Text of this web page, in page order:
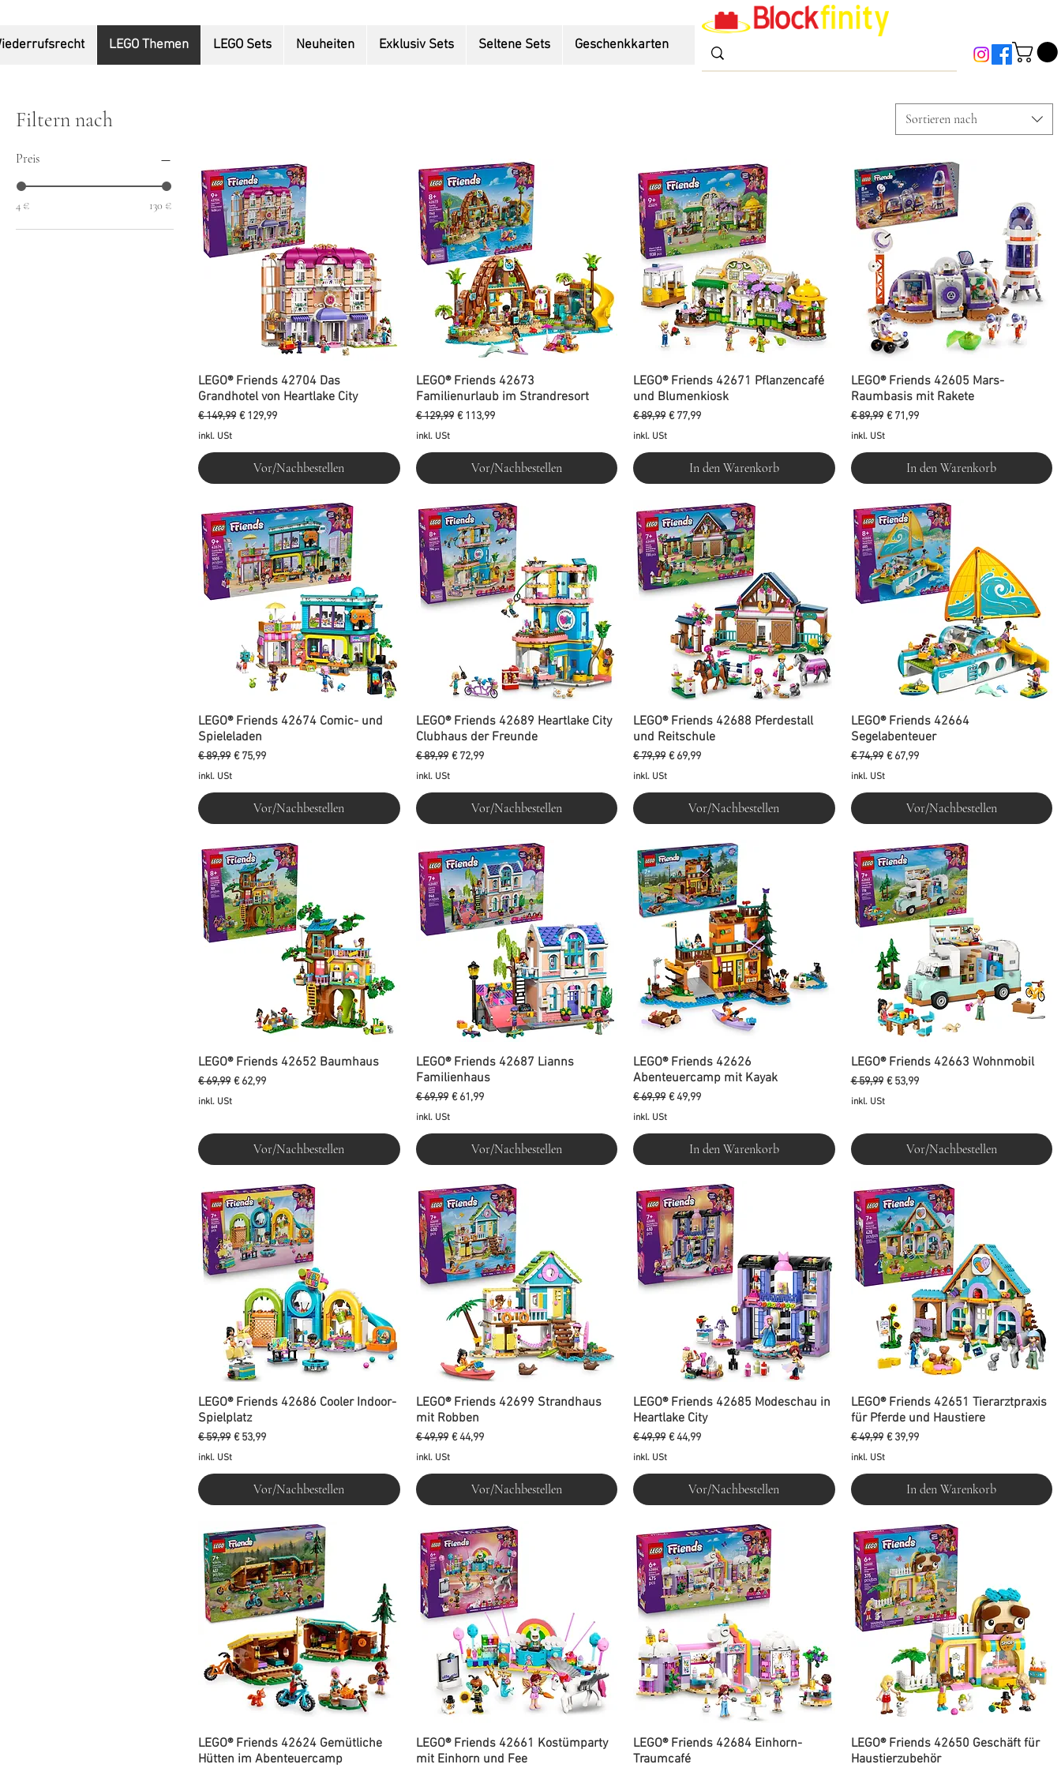
LEGO Themen LEGO Sets Neuheiten Exklusiv Sets Seltene Sets Geschenkkarten
Filtern nach
Preis
4 € 130 €
Sortieren nach
LEGO® Friends 42704 Das
Grandhotel von Heartlake City
Standardpreis
€ 149,99 Sale-Preis
€ 129,99
inkl. USt
Vor/Nachbestellen
LEGO® Friends 42673
Familienurlaub im Strandresort
Standardpreis
€ 129,99 Sale-Preis
€ 113,99
inkl. USt
Vor/Nachbestellen
LEGO® Friends 42671 Pflanzencafé
und Blumenkiosk
Standardpreis
€ 89,99 Sale-Preis
€ 77,99
inkl. USt
In den Warenkorb
LEGO® Friends 42605 Mars-
Raumbasis mit Rakete
Standardpreis
€ 89,99 Sale-Preis
€ 71,99
inkl. USt
In den Warenkorb
LEGO® Friends 42674 Comic- und
Spieleladen
Standardpreis
€ 89,99 Sale-Preis
€ 75,99
inkl. USt
Vor/Nachbestellen
LEGO® Friends 42689 Heartlake City
Clubhaus der Freunde
Standardpreis
€ 89,99 Sale-Preis
€ 72,99
inkl. USt
Vor/Nachbestellen
LEGO® Friends 42688 Pferdestall
und Reitschule
Standardpreis
€ 79,99 Sale-Preis
€ 69,99
inkl. USt
Vor/Nachbestellen
LEGO® Friends 42664
Segelabenteuer
Standardpreis
€ 74,99 Sale-Preis
€ 67,99
inkl. USt
Vor/Nachbestellen
LEGO® Friends 42652 Baumhaus
Standardpreis
€ 69,99 Sale-Preis
€ 62,99
inkl. USt
Vor/Nachbestellen
LEGO® Friends 42687 Lianns
Familienhaus
Standardpreis
€ 69,99 Sale-Preis
€ 61,99
inkl. USt
Vor/Nachbestellen
LEGO® Friends 42626
Abenteuercamp mit Kayak
Standardpreis
€ 69,99 Sale-Preis
€ 49,99
inkl. USt
In den Warenkorb
LEGO® Friends 42663 Wohnmobil
Standardpreis
€ 59,99 Sale-Preis
€ 53,99
inkl. USt
Vor/Nachbestellen
LEGO® Friends 42686 Cooler Indoor-
Spielplatz
Standardpreis
€ 59,99 Sale-Preis
€ 53,99
inkl. USt
Vor/Nachbestellen
LEGO® Friends 42699 Strandhaus
mit Robben
Standardpreis
€ 49,99 Sale-Preis
€ 44,99
inkl. USt
Vor/Nachbestellen
LEGO® Friends 42685 Modeschau in
Heartlake City
Standardpreis
€ 49,99 Sale-Preis
€ 44,99
inkl. USt
Vor/Nachbestellen
LEGO® Friends 42651 Tierarztpraxis
für Pferde und Haustiere
Standardpreis
€ 49,99 Sale-Preis
€ 39,99
inkl. USt
In den Warenkorb
LEGO® Friends 42624 Gemütliche
Hütten im Abenteuercamp
LEGO® Friends 42661 Kostümparty
mit Einhorn und Fee
LEGO® Friends 42684 Einhorn-
Traumcafé
LEGO® Friends 42650 Geschäft für
Haustierzubehör